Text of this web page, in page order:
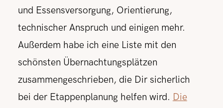
und Essensversorgung, Orientierung,
technischer Anspruch und einigen mehr.
Außerdem habe ich eine Liste mit den
schönsten Übernachtungsplätzen
zusammengeschrieben, die Dir sicherlich
bei der Etappenplanung helfen wird. Die